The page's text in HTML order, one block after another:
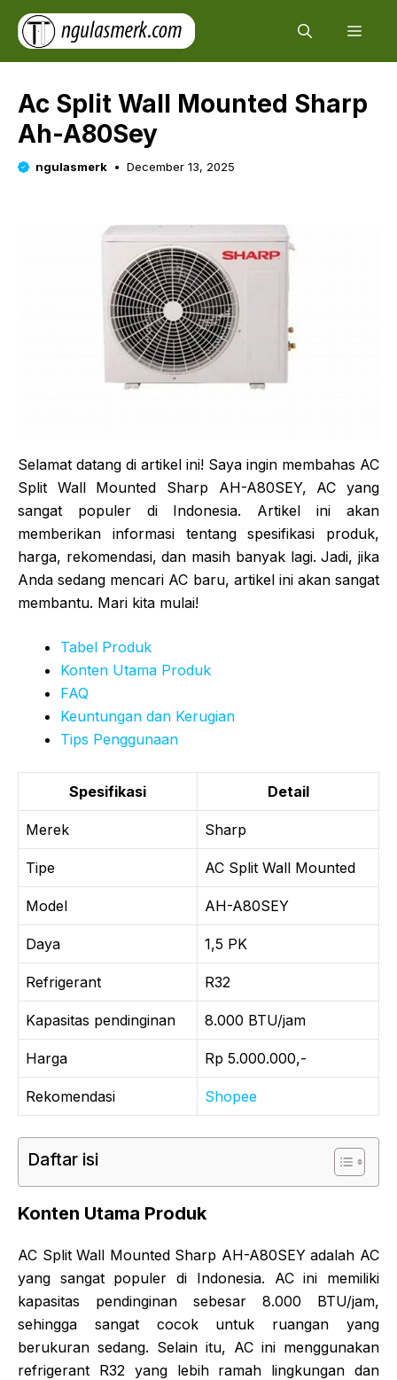
Skip
content
Ac Split Wall Mounted Sharp
Ah-A80Sey
ngulasmerk December 13, 2025
Selamat datang di artikel ini! Saya ingin membahas AC
Split Wall Mounted Sharp AH-A80SEY, AC yang
sangat populer di Indonesia. Artikel ini akan
memberikan informasi tentang spesifikasi produk,
harga, rekomendasi, dan masih banyak lagi. Jadi, jika
Anda sedang mencari AC baru, artikel ini akan sangat
membantu. Mari kita mulai!
Tabel Produk
Konten Utama Produk
FAQ
Keuntungan dan Kerugian
Tips Penggunaan
Spesifikasi Detail
Merek Sharp
Tipe AC Split Wall Mounted
Model AH-A80SEY
Daya 1,5 PK
Refrigerant R32
Kapasitas pendinginan 8.000 BTU/jam
Harga Rp 5.000.000,-
Rekomendasi Shopee
Daftar isi
Konten Utama Produk
AC Split Wall Mounted Sharp AH-A80SEY adalah AC
yang sangat populer di Indonesia. AC ini memiliki
kapasitas pendinginan sebesar 8.000 BTU/jam,
sehingga sangat cocok untuk ruangan yang
berukuran sedang. Selain itu, AC ini menggunakan
refrigerant R32 yang lebih ramah lingkungan dan